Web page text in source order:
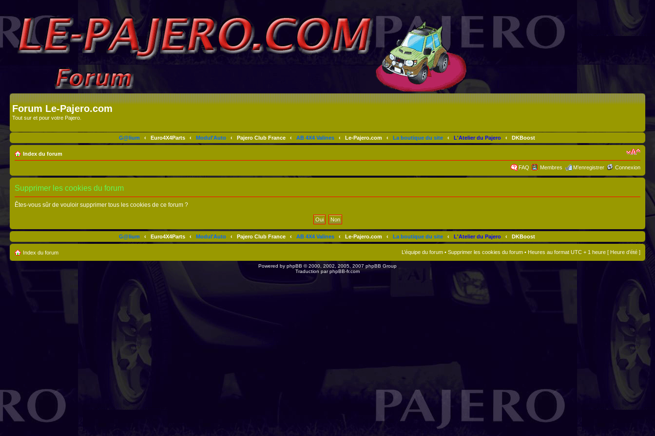
Forum Le-Pajero.com
Tout sur et pour votre Pajero.
G@lium ‹ Euro4X4Parts ‹ Modul'Auto ‹ Pajero Club France ‹ AB 4X4 Valines ‹ Le-Pajero.com ‹ La boutique du site ‹ L'Atelier du Pajero ‹ DKBoost
Index du forum
FAQ Membres M’enregistrer Connexion
Supprimer les cookies du forum
Êtes-vous sûr de vouloir supprimer tous les cookies de ce forum ?
G@lium ‹ Euro4X4Parts ‹ Modul'Auto ‹ Pajero Club France ‹ AB 4X4 Valines ‹ Le-Pajero.com ‹ La boutique du site ‹ L'Atelier du Pajero ‹ DKBoost
Index du forum L’équipe du forum • Supprimer les cookies du forum • Heures au format UTC + 1 heure [ Heure d’été ]
Powered by phpBB © 2000, 2002, 2005, 2007 phpBB Group
Traduction parphpBB-fr.com